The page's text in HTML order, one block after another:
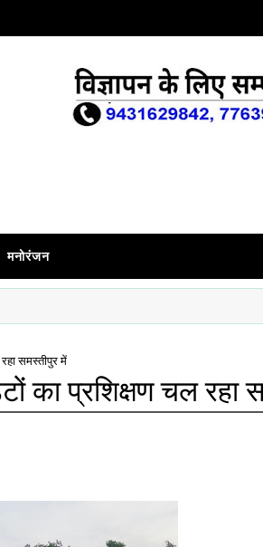
मनोरंजन
समस्तीपुर में
का प्रशिक्षण चल रहा